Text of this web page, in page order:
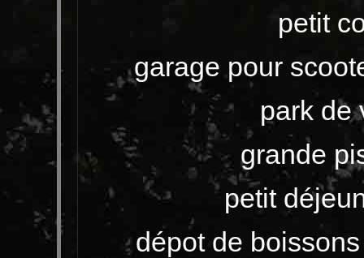
petit
garage pour
park de
grande
petit
dépot de